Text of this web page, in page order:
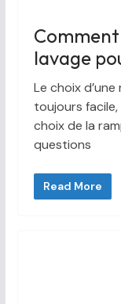
lavage
Le choix d’une
toujours
choix de la
questions
Read More